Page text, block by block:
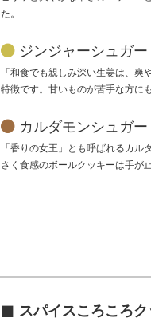
た。
ジンジャーシュガー
「和食でも親しみ深い生姜は、
特徴です。甘いものが苦手な方に
カルダモンシュガー
「香りの女王」とも呼ばれるカ
さく食感のボールクッキーは手が
スパイスころころ